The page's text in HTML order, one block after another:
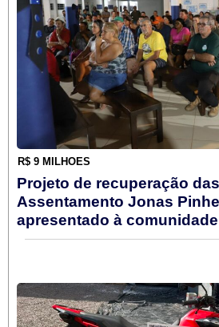
R$ 9 MILHÕES
Projeto de recuperação
Assentamento Jonas
apresentado à comunidade